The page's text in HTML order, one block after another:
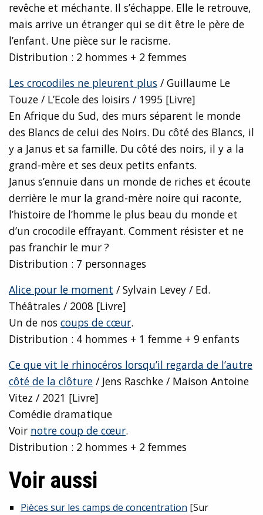
revêche et méchante. Il s’échappe. Elle le retrouve,
mais arrive un étranger qui se dit être le père de
l’enfant. Une pièce sur le racisme.
Distribution : 2 hommes + 2 femmes
Les crocodiles ne pleurent plus / Guillaume Le
Touze / L’Ecole des loisirs / 1995 [Livre]
En Afrique du Sud, des murs séparent le monde
des Blancs de celui des Noirs. Du côté des Blancs, il
y a Janus et sa famille. Du côté des noirs, il y a la
grand-mère et ses deux petits enfants.
Janus s’ennuie dans un monde de riches et écoute
derrière le mur la grand-mère noire qui raconte,
l’histoire de l’homme le plus beau du monde et
d’un crocodile effrayant. Comment résister et ne
pas franchir le mur ?
Distribution : 7 personnages
Alice pour le moment / Sylvain Levey / Ed.
Théâtrales / 2008 [Livre]
Un de nos coups de cœur.
Distribution : 4 hommes + 1 femme + 9 enfants
Ce que vit le rhinocéros lorsqu’il regarda de l’autre
côté de la clôture / Jens Raschke / Maison Antoine
Vitez / 2021 [Livre]
Comédie dramatique
Voir notre coup de cœur.
Distribution : 2 hommes + 2 femmes
Voir aussi
Pièces sur les camps de concentration [Sur